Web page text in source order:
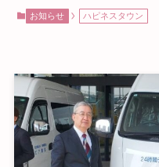
お知らせ ハピネスタウン